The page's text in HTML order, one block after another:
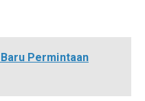
Permintaan